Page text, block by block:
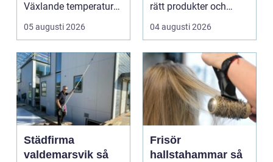
Växlande temperaturer,
vägsalt, grus, snösl...
05 augusti 2026
rätt produkter och
installationer. Den
bygger ...
04 augusti 2026
Städfirma
valdemarsvik så
Frisör
hallstahammar så